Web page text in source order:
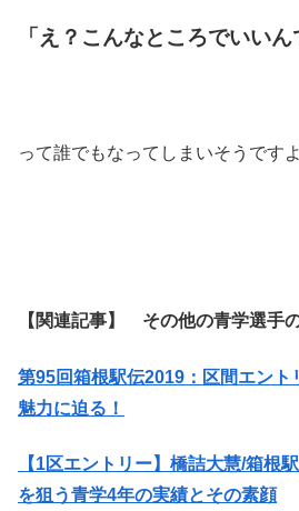
「え？こんなところでいいん
って誰でもなってしまいそうです
【関連記事】 その他の青学選手
第95回箱根駅伝2019：区間エント
魅力に迫る！
【1区エントリー】橋詰大慧/箱根
を狙う青学4年の実績とその素顔